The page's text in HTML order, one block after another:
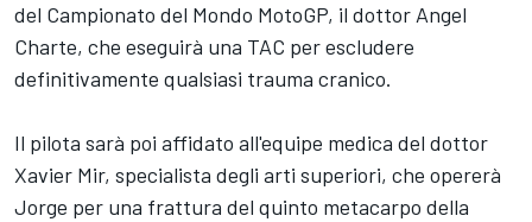
del Campionato del Mondo MotoGP, il dottor Angel
Charte, che eseguirà una TAC per escludere
definitivamente qualsiasi trauma cranico.
Il pilota sarà poi affidato all'equipe medica del dottor
Xavier Mir, specialista degli arti superiori, che opererà
Jorge per una frattura del quinto metacarpo della